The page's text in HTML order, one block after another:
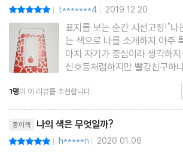
| t*******4 | 2019.12.20
표지를 보는 순간 시선고정!"나는 빨강이야"빨
는 색으로 나를 소개하지.아주 특별하다고도 말하지.
마치 자기가 중심이라 생각하지신호등에 바뀐 빨간
신호등처럼하지만 빨강친구하나가 노랑을 데리고와.
빨강이는 노랑이가 싫은가바노
런데 노랑이가빨강이보고 네모라고해.빨강이는 한번
도 네모라고 생각해보질않았지.빨강이는 숨어있는
또 다른 나를
1명이 이 리뷰를 추천합니다.
종이책 나의 색은 무엇일까?
| h*****n | 2020.01.06